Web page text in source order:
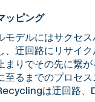
ッピング
モデルにはサクセ
、迂回路にリサイ
まりでその先に繋
至るまでのプロセ
は迂回路